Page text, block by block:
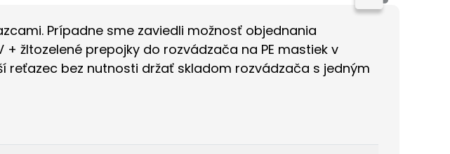
Prípadne sme zaviedli možnosť objednania
žltozelené prepojky do rozvádzača na PE mastiek v
bez nutnosti držať skladom rozvádzača s jedným